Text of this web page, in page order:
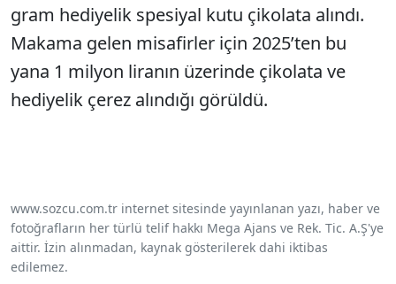
gram hediyelik spesiyal kutu çikolata alındı.
Makama gelen misafirler için 2025’ten bu
yana 1 milyon liranın üzerinde çikolata ve
hediyelik çerez alındığı görüldü.
www.sozcu.com.tr internet sitesinde yayınlanan yazı, haber ve
fotoğrafların her türlü telif hakkı Mega Ajans ve Rek. Tic. A.Ş'ye
aittir. İzin alınmadan, kaynak gösterilerek dahi iktibas
edilemez.